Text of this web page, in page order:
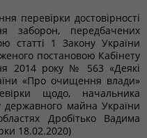
перевірки достовірності
заборон, передбачених
статті 1 Закону України
постановою Кабінету
2014 року № 563 «Деякі
«Про очищення влади»
щодо, начальника
державного майна України
Дробітько Вадима
18.02.2020)